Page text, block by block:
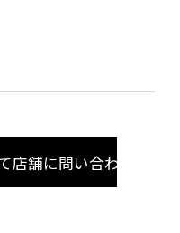
店舗に問い合わせる